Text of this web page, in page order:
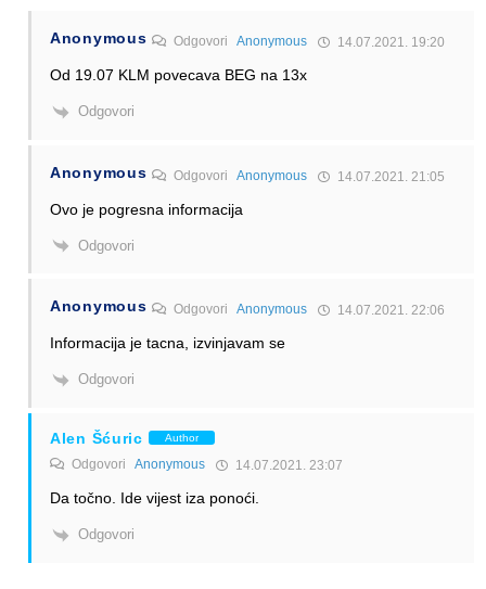
Anonymous OdgovoriAnonymous 14.07.2021. 19:20
Od 19.07 KLM povecava BEG na 13x
Odgovori
Anonymous OdgovoriAnonymous 14.07.2021. 21:05
Ovo je pogresna informacija
Odgovori
Anonymous OdgovoriAnonymous 14.07.2021. 22:06
Informacija je tacna, izvinjavam se
Odgovori
Alen Šćuric Author
Odgovori Anonymous 14.07.2021. 23:07
Da točno. Ide vijest iza ponoći.
Odgovori